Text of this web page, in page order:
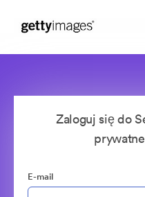
Zaloguj się do
E-mail